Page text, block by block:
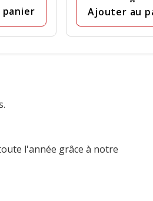
avisAjouter au
l'année grâce à notre